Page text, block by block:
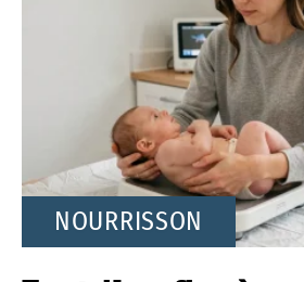
NOURRISSON